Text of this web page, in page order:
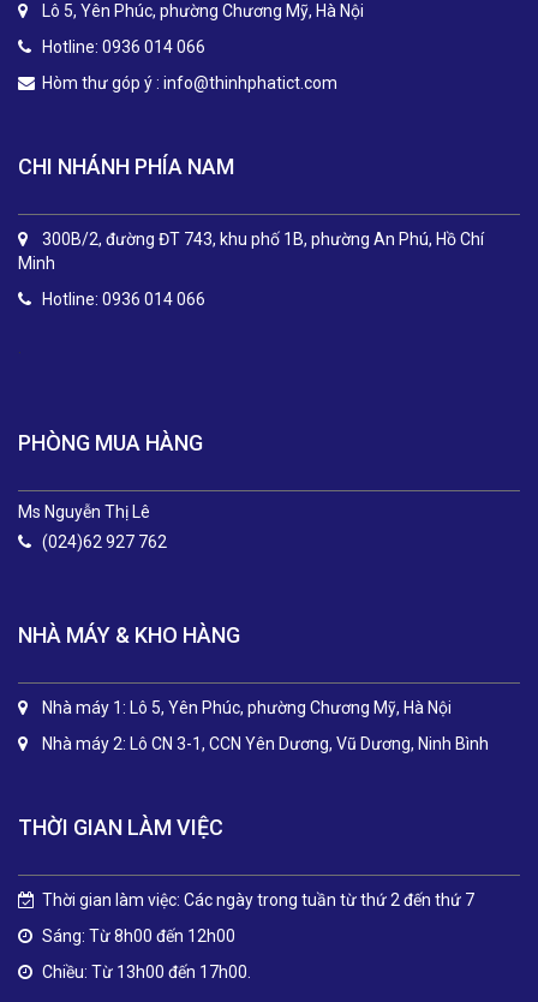
Lô 5, Yên Phúc, phường Chương Mỹ, Hà Nội
Hotline: 0936 014 066
Hòm thư góp ý : info@thinhphatict.com
CHI NHÁNH PHÍA NAM
300B/2, đường ĐT 743, khu phố 1B, phường An Phú, Hồ Chí
Minh
Hotline: 0936 014 066
PHÒNG MUA HÀNG
Ms Nguyễn Thị Lê
(024)62 927 762
NHÀ MÁY & KHO HÀNG
Nhà máy 1: Lô 5, Yên Phúc, phường Chương Mỹ, Hà Nội
Nhà máy 2: Lô CN 3-1, CCN Yên Dương, Vũ Dương, Ninh Bình
THỜI GIAN LÀM VIỆC
Thời gian làm việc: Các ngày trong tuần từ thứ 2 đến thứ 7
Sáng: Từ 8h00 đến 12h00
Chiều: Từ 13h00 đến 17h00.